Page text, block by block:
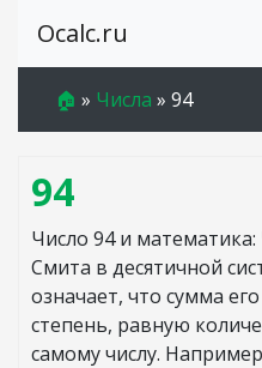
Ocalc.ru
🏠 » Числа » 94
94
Число 94 и математика:
Смита в десятичной
означает, что сумма
степень, равную
самому числу.